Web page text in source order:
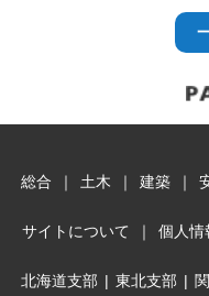
総合 ｜ 土木 ｜ 建築 ｜
サイトについて ｜ 個人情
北海道支部 | 東北支部 |